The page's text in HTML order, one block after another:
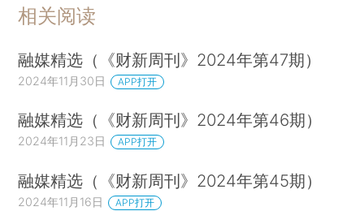
相关阅读
融媒精选（《财新周刊》2024年第47期）
2024年11月30日 APP打开
融媒精选（《财新周刊》2024年第46期）
2024年11月23日 APP打开
融媒精选（《财新周刊》2024年第45期）
2024年11月16日 APP打开